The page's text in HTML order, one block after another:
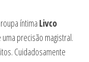
íntima Livco
precisão magistral.
Cuidadosamente